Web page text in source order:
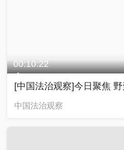
00:10:22
[中国法治观察]今日聚焦
中国法治观察